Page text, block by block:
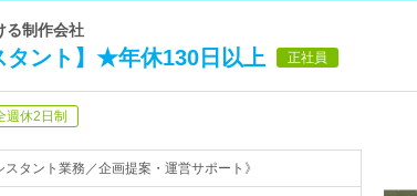
る制作会社
タント】★年休130日以上 正社員
週休2日制
タント業務／企画提案・運営サポート》